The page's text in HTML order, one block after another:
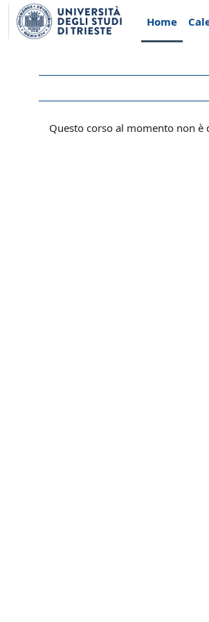
Vai al contenuto principale
Home
Questo corso al momento non